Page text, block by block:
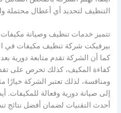
التنظيف لتحديد أي أعطال محتملة
تتميز خدمات تنظيف وصيانة
بيرفيكت شركة تنظيف مكيفات في
كما أن الشركة تقدم متابعة دورية
كفاءة المكيف، كذلك تحرص على
ومنافسة، لذلك تعتبر الشركة خيارًا
إلى صيانة دورية وفعالة للمكيفات.
أحدث التقنيات لضمان أفضل نتائج